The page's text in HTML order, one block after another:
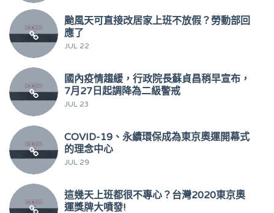
颱風天可直接改居家上班不放假？勞動部回
應了
JUL 22
國內疫情趨緩，行政院長蘇貞昌稍早宣布，
7月27日起調降為二級警戒
JUL 23
COVID-19、永續環保成為東京奧運開幕式
的理念中心
JUL 29
這幾天上班都很不專心？台灣2020東京奧
運獎牌大噴發!